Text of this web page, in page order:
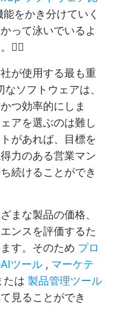
をかき分けていく
って泳いでいるよ
🏊‍♀️
が使用する最も重
ソフトウェアは、
つ効率的にしま
アを選ぶのは難し
があれば、目標を
力のある営業マン
続けることができ
まな製品の価格、
ンスを評価するた
す。そのため プロ
ツール , マーケテ
たは 製品管理ツール
見ることができ